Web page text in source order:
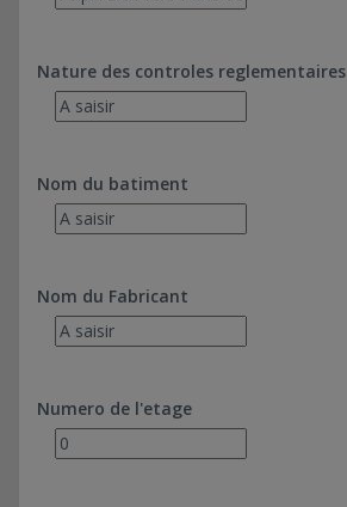
Nature des controles reglementaires
Nom du batiment
Nom du Fabricant
Numero de l'etage